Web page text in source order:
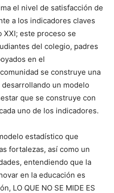
el nivel de satisfacción de
a los indicadores claves
XXI; este proceso se
del colegio, padres
en el
se construye una
un modelo
que se construye con
uno de los indicadores.
estadístico que
fortalezas, así como un
entendiendo que la
en la educación es
LO QUE NO SE MIDE ES